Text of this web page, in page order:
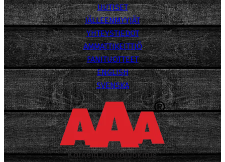
UUTISET
JÄLLEENMYYJÄT
YHTEYSTIEDOT
AMMATTIKEITTIÖ
FANITUOTTEET
ENGLISH
SVENSKA